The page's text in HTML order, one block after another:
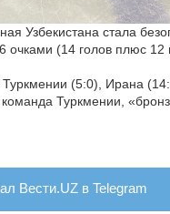
Узбекистана стала
очками (14 голов плюс
(5:0), Ирана
Туркмении,
Вести.UZ в Telegram